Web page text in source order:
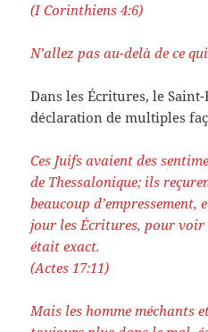
(I Corinthiens 4:6)
N’allez pas au-delà de ce
Dans les Écritures, le
déclaration de multiples
Ces Juifs avaient des
de Thessalonique; ils
beaucoup
jour les Écritures, pour voir
était exact.
(Actes 17:11)
Mais les homme méchants